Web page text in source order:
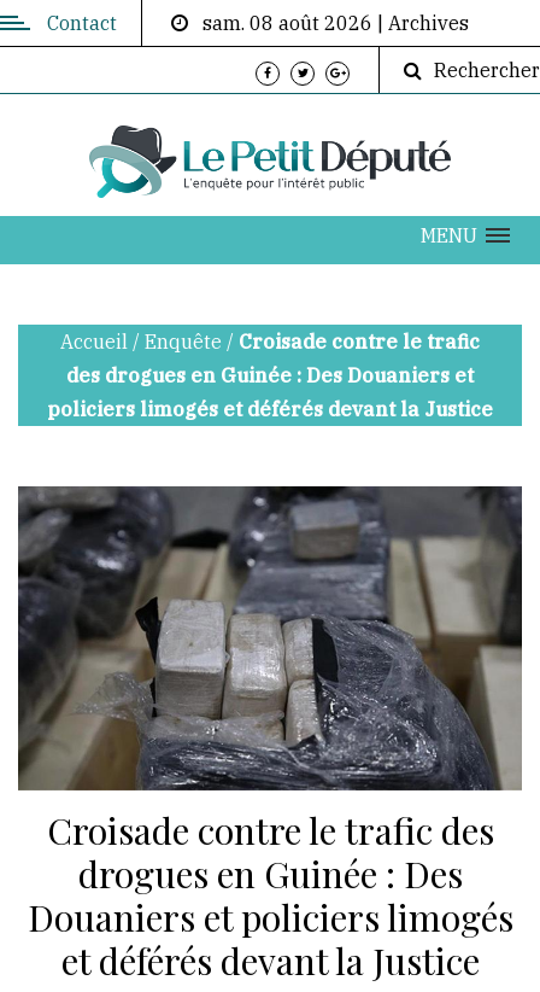
Directeur
info@lepetitdepute.com
+224
202
076
WhatsApp
akoumba2000
Résidence
Hawa-
Nongo
Taady-
T3-
Ro
BP:5173
Contact sam. 08 août 2026
Archives
Rechercher
MENU
Accueil / Enquête / Croisade contre le trafic
des drogues en Guinée : Des Douaniers et
policiers limogés et déférés devant la Justice
Croisade contre le trafic des
drogues en Guinée : Des
Douaniers et policiers limogés
et déférés devant la Justice